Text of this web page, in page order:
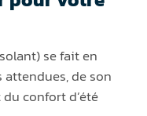
se fait en
de son
confort d’été